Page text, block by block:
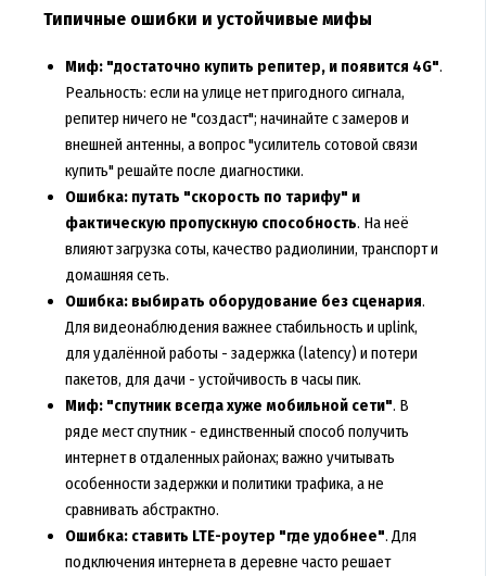
Типичные ошибки и устойчивые мифы
Миф: "достаточно купить репитер, и появится 4G".
Реальность: если на улице нет пригодного сигнала,
репитер ничего не "создаст"; начинайте с замеров и
внешней антенны, а вопрос "усилитель сотовой связи
купить" решайте после диагностики.
Ошибка: путать "скорость по тарифу" и
фактическую пропускную способность. На неё
влияют загрузка соты, качество радиолинии, транспорт и
домашняя сеть.
Ошибка: выбирать оборудование без сценария.
Для видеонаблюдения важнее стабильность и uplink,
для удалённой работы - задержка (latency) и потери
пакетов, для дачи - устойчивость в часы пик.
Миф: "спутник всегда хуже мобильной сети". В
ряде мест спутник - единственный способ получить
интернет в отдаленных районах; важно учитывать
особенности задержки и политики трафика, а не
сравнивать абстрактно.
Ошибка: ставить LTE-роутер "где удобнее". Для
подключения интернета в деревне часто решает